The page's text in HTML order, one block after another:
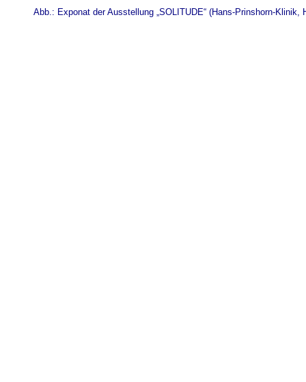
Abb.: Exponat der Ausstellung „SOLITUDE“ (Hans-Prinshorn-Klinik,